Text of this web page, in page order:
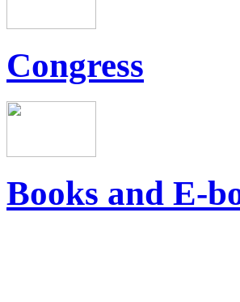
Congress
Books and E-